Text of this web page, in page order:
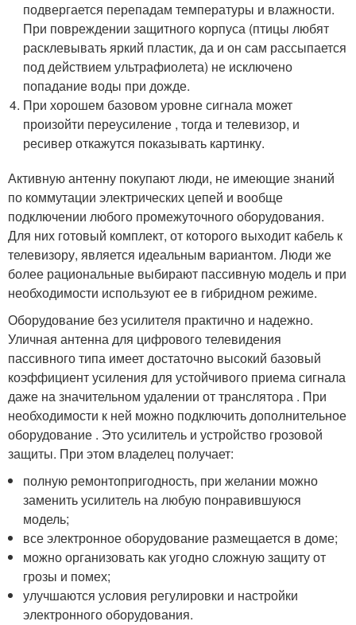
подвергается перепадам температуры и влажности.
При повреждении защитного корпуса (птицы любят
расклевывать яркий пластик, да и он сам рассыпается
под действием ультрафиолета) не исключено
попадание воды при дожде.
При хорошем базовом уровне сигнала может
произойти переусиление , тогда и телевизор, и
ресивер откажутся показывать картинку.
Активную антенну покупают люди, не имеющие знаний
по коммутации электрических цепей и вообще
подключении любого промежуточного оборудования.
Для них готовый комплект, от которого выходит кабель к
телевизору, является идеальным вариантом. Люди же
более рациональные выбирают пассивную модель и при
необходимости используют ее в гибридном режиме.
Оборудование без усилителя практично и надежно.
Уличная антенна для цифрового телевидения
пассивного типа имеет достаточно высокий базовый
коэффициент усиления для устойчивого приема сигнала
даже на значительном удалении от транслятора . При
необходимости к ней можно подключить дополнительное
оборудование . Это усилитель и устройство грозовой
защиты. При этом владелец получает:
полную ремонтопригодность, при желании можно
заменить усилитель на любую понравившуюся
модель;
все электронное оборудование размещается в доме;
можно организовать как угодно сложную защиту от
грозы и помех;
улучшаются условия регулировки и настройки
электронного оборудования.